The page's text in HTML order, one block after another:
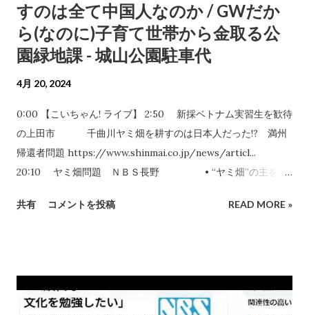
すのは全て中国人なのか / GWだか
ら(なのに)子育て世帯から金取る公
園緑地課 - 城山公園駐車代
4月 20, 2024
0:00 【こいちゃん! ライブ】 2:50 新採ベトナム実習生を歓待
の上田市 千曲川ヤミ畑を耕すのは日本人だった!? 満州
帰還者問題 https://www.shinmai.co.jp/news/articl...
20:10 ヤミ畑問題 ＮＢＳ長野 • “ヤミ畑”の主を直
24:59 不法占拠ヤミ畑を告発するYouTuber • 中
返し① 36:13 GWだから(なのに)子育て世帯から金取る公園緑
地課 - 城山公園駐車代 / 1779767302378135776
共有 コメントを投稿 READ MORE »